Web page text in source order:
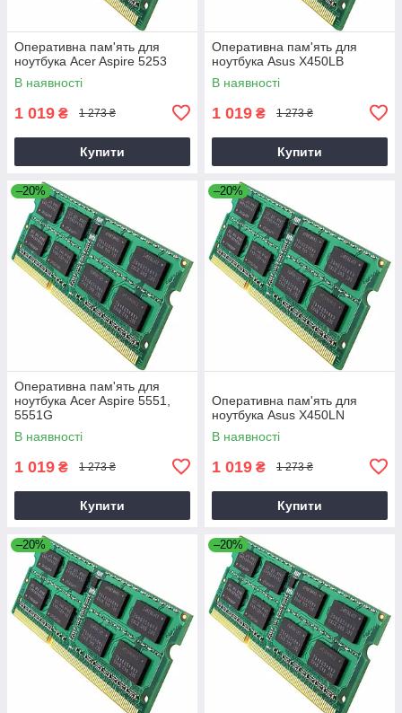
Оперативна пам'ять для
ноутбука Acer Aspire 5253
В наявності
1 019 ₴ 1 273 ₴
Купити
Оперативна пам'ять для
ноутбука Asus X450LB
В наявності
1 019 ₴ 1 273 ₴
Купити
–20%
Оперативна пам'ять для
ноутбука Acer Aspire 5551,
5551G
В наявності
1 019 ₴ 1 273 ₴
Купити
–20%
Оперативна пам'ять для
ноутбука Asus X450LN
В наявності
1 019 ₴ 1 273 ₴
Купити
–20% –20%